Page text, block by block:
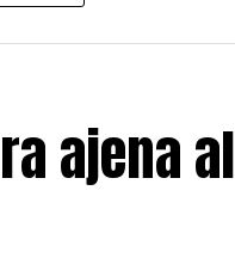
ajena al